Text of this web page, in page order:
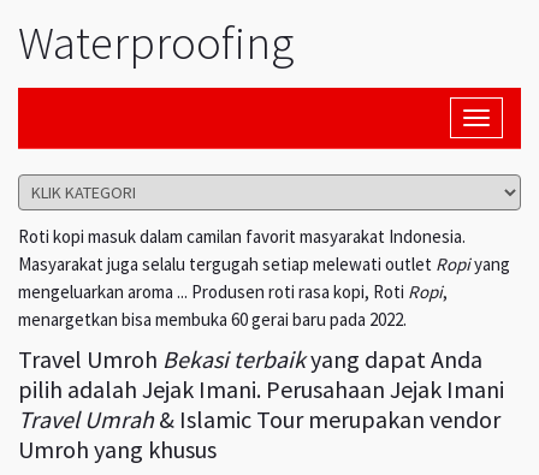
Waterproofing
Toggle
Roti kopi masuk dalam camilan favorit masyarakat Indonesia.
Masyarakat juga selalu tergugah setiap melewati outlet Ropiyang
mengeluarkan aroma ... Produsen roti rasa kopi, Roti Ropi,
menargetkan bisa membuka 60 gerai baru pada 2022.
Travel Umroh Bekasi terbaikyang dapat Anda
pilih adalah Jejak Imani. Perusahaan Jejak Imani
Travel Umrah& Islamic Tour merupakan vendor
Umroh yang khusus